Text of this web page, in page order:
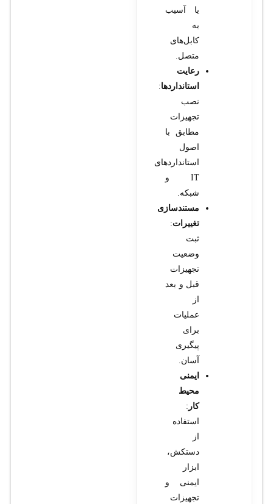
یا آسیب
به
کابل‌های
متصل.
رعایت
استانداردها:
نصب
تجهیزات
مطابق با
اصول
استانداردهای
IT و
شبکه.
مستندسازی
تغییرات:
ثبت
وضعیت
تجهیزات
قبل و بعد
از
عملیات
برای
پیگیری
آسان.
ایمنی
محیط
کار :
استفاده
از
دستکش،
ابزار
ایمنی و
تجهیزات